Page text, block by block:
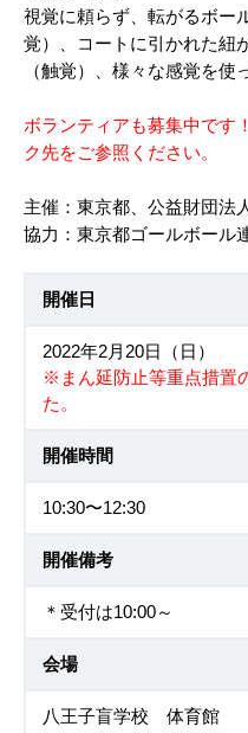
視覚に頼らず、転がるボー
覚）、コートに引かれた紐
（触覚）、様々な感覚を使
ボランティアも募集中です
ク先をご参照ください。
主催：東京都、公益財団法
協力：東京都ゴールボール
開催日
2022年2月20日（日）
※まん延防止等重点措置
た。
開催時間
10:30〜12:30
開催備考
＊受付は10:00～
会場
八王子盲学校 体育館